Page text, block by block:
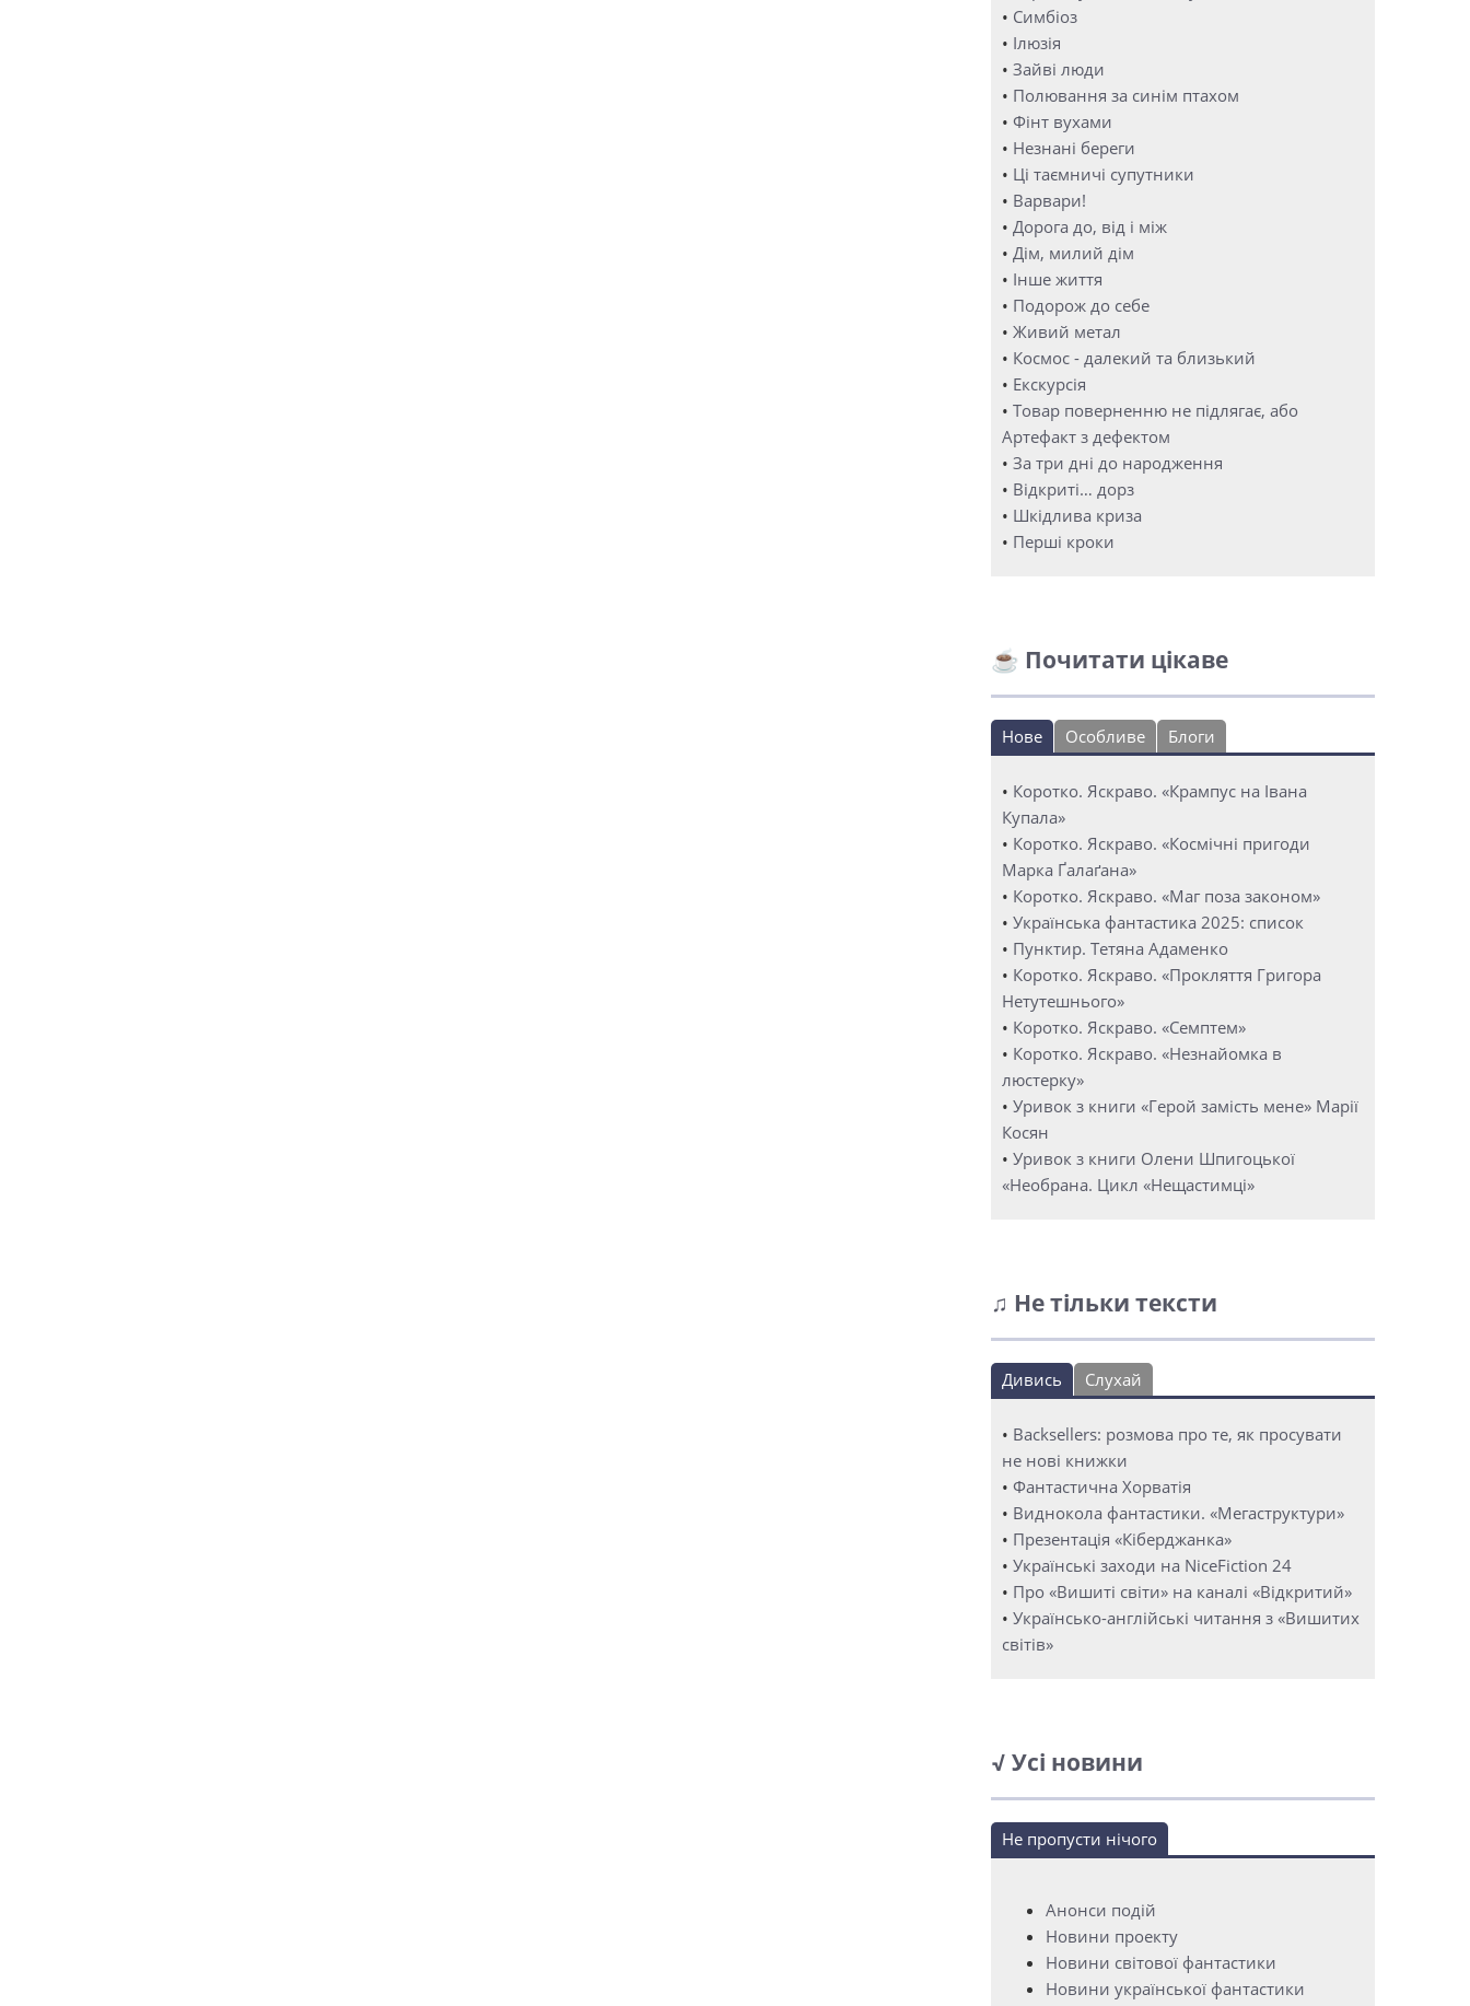
• Симбіоз
• Ілюзія
• Зайві люди
• Полювання за синім птахом
• Фінт вухами
• Незнані береги
• Ці таємничі супутники
• Варвари!
• Дорога до, від і між
• Дім, милий дім
• Інше життя
• Подорож до себе
• Живий метал
• Космос - далекий та близький
• Екскурсія
• Товар поверненню не підлягає, або
Артефакт з дефектом
• За три дні до народження
• Відкриті… дорз
• Шкідлива криза
• Перші кроки
☕ Почитати цікаве
Нове Особливе Блоги
• Коротко. Яскраво. «Крампус на Івана
Купала»
• Коротко. Яскраво. «Космічні пригоди
Марка Ґалаґана»
• Коротко. Яскраво. «Маг поза законом»
• Українська фантастика 2025: список
• Пунктир. Тетяна Адаменко
• Коротко. Яскраво. «Прокляття Григора
Нетутешнього»
• Коротко. Яскраво. «Семптем»
• Коротко. Яскраво. «Незнайомка в
люстерку»
• Уривок з книги «Герой замість мене» Марії
Косян
• Уривок з книги Олени Шпигоцької
«Необрана. Цикл «Нещастимці»
♫ Не тільки тексти
Дивись Слухай
• Backsellers: розмова про те, як просувати
не нові книжки
• Фантастична Хорватія
• Виднокола фантастики. «Мегаструктури»
• Презентація «Кіберджанка»
• Українські заходи на NiceFiction 24
• Про «Вишиті світи» на каналі «Відкритий»
• Українсько-англійські читання з «Вишитих
світів»
√ Усі новини
Не пропусти нічого
Анонси подій
Новини проекту
Новини світової фантастики
Новини української фантастики